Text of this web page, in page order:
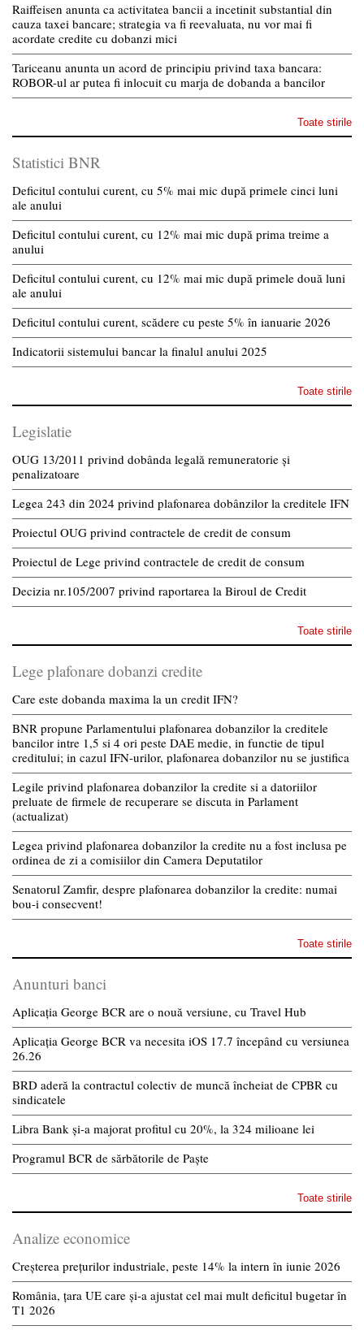
Raiffeisen anunta ca activitatea bancii a incetinit substantial din
cauza taxei bancare; strategia va fi reevaluata, nu vor mai fi
acordate credite cu dobanzi mici
Tariceanu anunta un acord de principiu privind taxa bancara:
ROBOR-ul ar putea fi inlocuit cu marja de dobanda a bancilor
Toate stirile
Statistici BNR
Deficitul contului curent, cu 5% mai mic după primele cinci luni
ale anului
Deficitul contului curent, cu 12% mai mic după prima treime a
anului
Deficitul contului curent, cu 12% mai mic după primele două luni
ale anului
Deficitul contului curent, scădere cu peste 5% în ianuarie 2026
Indicatorii sistemului bancar la finalul anului 2025
Toate stirile
Legislatie
OUG 13/2011 privind dobânda legală remuneratorie și
penalizatoare
Legea 243 din 2024 privind plafonarea dobânzilor la creditele IFN
Proiectul OUG privind contractele de credit de consum
Proiectul de Lege privind contractele de credit de consum
Decizia nr.105/2007 privind raportarea la Biroul de Credit
Toate stirile
Lege plafonare dobanzi credite
Care este dobanda maxima la un credit IFN?
BNR propune Parlamentului plafonarea dobanzilor la creditele
bancilor intre 1,5 si 4 ori peste DAE medie, in functie de tipul
creditului; in cazul IFN-urilor, plafonarea dobanzilor nu se justifica
Legile privind plafonarea dobanzilor la credite si a datoriilor
preluate de firmele de recuperare se discuta in Parlament
(actualizat)
Legea privind plafonarea dobanzilor la credite nu a fost inclusa pe
ordinea de zi a comisiilor din Camera Deputatilor
Senatorul Zamfir, despre plafonarea dobanzilor la credite: numai
bou-i consecvent!
Toate stirile
Anunturi banci
Aplicația George BCR are o nouă versiune, cu Travel Hub
Aplicația George BCR va necesita iOS 17.7 începând cu versiunea
26.26
BRD aderă la contractul colectiv de muncă încheiat de CPBR cu
sindicatele
Libra Bank și-a majorat profitul cu 20%, la 324 milioane lei
Programul BCR de sărbătorile de Paște
Toate stirile
Analize economice
Creșterea prețurilor industriale, peste 14% la intern în iunie 2026
România, țara UE care și-a ajustat cel mai mult deficitul bugetar în
T1 2026